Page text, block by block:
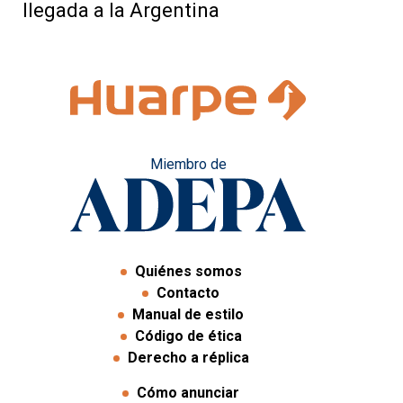
llegada a la Argentina
Miembro de
Quiénes somos
Contacto
Manual de estilo
Código de ética
Derecho a réplica
Cómo anunciar